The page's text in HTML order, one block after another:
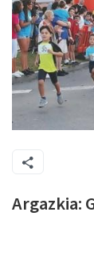
Argazkia: